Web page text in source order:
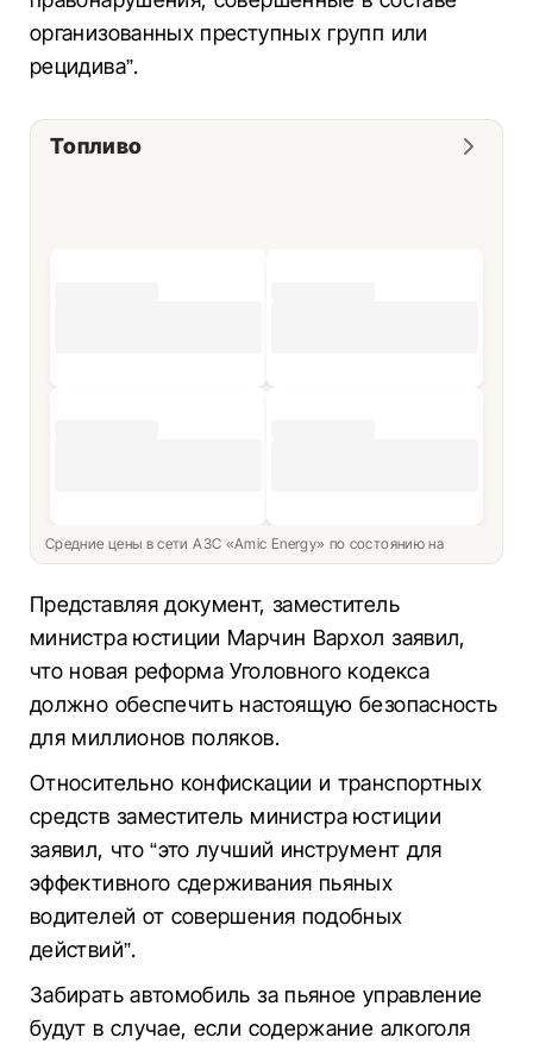
организованных преступных групп или
рецидива”.
Топливо
Средние цены в сети АЗС «Amic Energy» по состоянию на
Представляя документ, заместитель
министра юстиции Марчин Вархол заявил,
что новая реформа Уголовного кодекса
должно обеспечить настоящую безопасность
для миллионов поляков.
Относительно конфискации и транспортных
средств заместитель министра юстиции
заявил, что “это лучший инструмент для
эффективного сдерживания пьяных
водителей от совершения подобных
действий”.
Забирать автомобиль за пьяное управление
будут в случае, если содержание алкоголя